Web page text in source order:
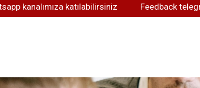
katılabilirsiniz Feedback telegram